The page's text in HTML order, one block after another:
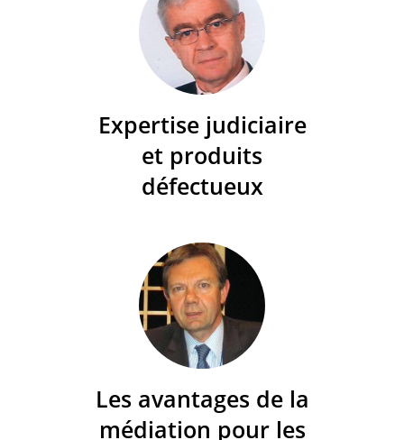
Expertise judiciaire
et produits
défectueux
Les avantages de la
médiation pour les